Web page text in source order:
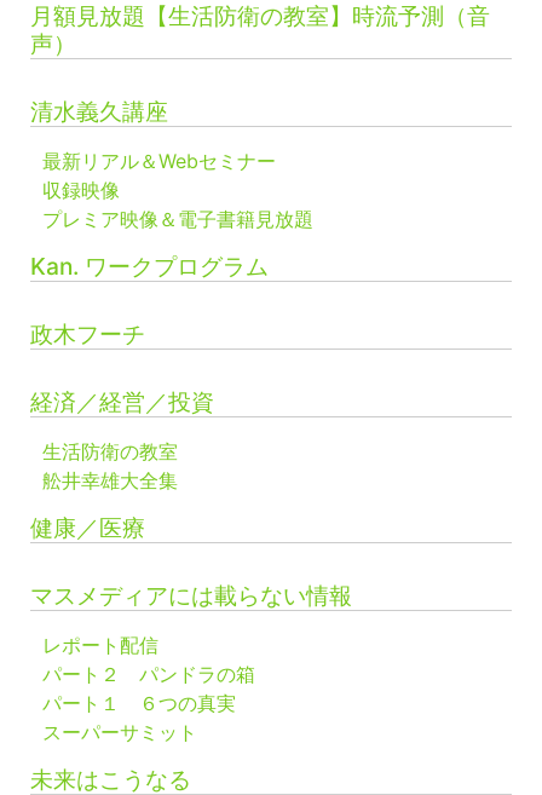
月額見放題【生活防衛の教室】時流予測（音
声）
清水義久講座
最新リアル＆Webセミナー
収録映像
プレミア映像＆電子書籍見放題
Kan. ワークプログラム
政木フーチ
経済／経営／投資
生活防衛の教室
舩井幸雄大全集
健康／医療
マスメディアには載らない情報
レポート配信
パート２ パンドラの箱
パート１ ６つの真実
スーパーサミット
未来はこうなる